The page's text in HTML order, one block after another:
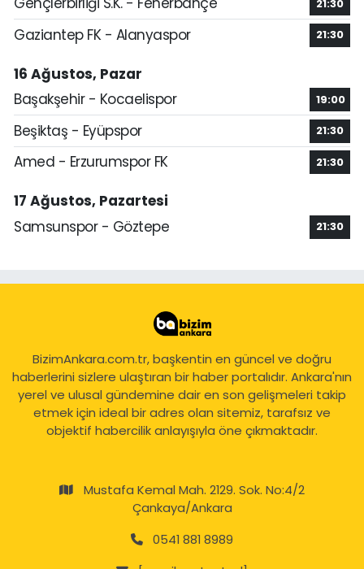
21:30
Gaziantep FK - Alanyaspor 21:30
16 Ağustos, Pazar
Başakşehir - Kocaelispor
19:00
Beşiktaş - Eyüpspor 21:30
Amed - Erzurumspor FK 21:30
17 Ağustos, Pazartesi
Samsunspor - Göztepe
21:30
BizimAnkara.com.tr, başkentin en güncel ve doğru
haberlerini sizlere ulaştıran bir haber portalıdır. Ankara'nın
yerel ve ulusal gündemine dair en son gelişmeleri takip
etmek için ideal bir adres olan sitemiz, tarafsız ve
objektif habercilik anlayışıyla öne çıkmaktadır.
Mustafa Kemal Mah. 2129. Sok. No:4/2
Çankaya/Ankara
0541 881 8989